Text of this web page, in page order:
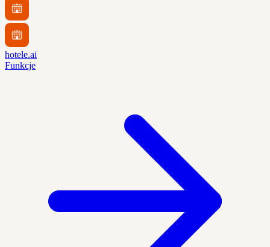
hotele.ai
Funkcje